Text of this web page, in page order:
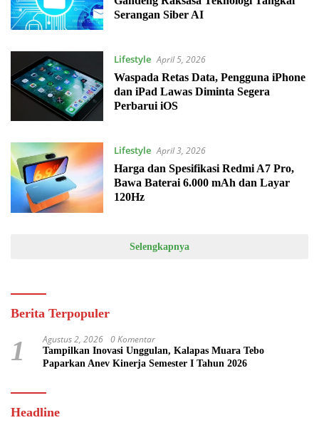
Serangan Siber AI
Lifestyle April 5, 2026
Waspada Retas Data, Pengguna iPhone
dan iPad Lawas Diminta Segera
Perbarui iOS
Lifestyle April 3, 2026
Harga dan Spesifikasi Redmi A7 Pro,
Bawa Baterai 6.000 mAh dan Layar
120Hz
Selengkapnya
Berita Terpopuler
1 Agustus 2, 2026 0 Komentar
Tampilkan Inovasi Unggulan, Kalapas Muara Tebo
Paparkan Anev Kinerja Semester I Tahun 2026
Headline